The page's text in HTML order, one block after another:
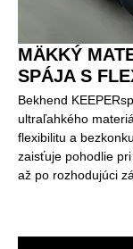
MÄKKÝ
SPÁJA S
Bekhend
ultraľahkého
flexibilitu a
zaisťuje pohodlie
až po rozhodujúci